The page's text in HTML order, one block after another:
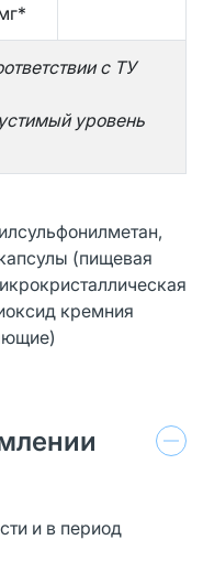
с ТУ
уровень
(пищевая
кремния
и в период